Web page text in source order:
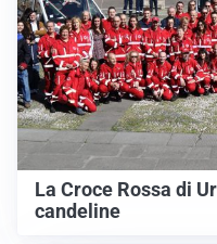
La Croce Rossa di
candeline